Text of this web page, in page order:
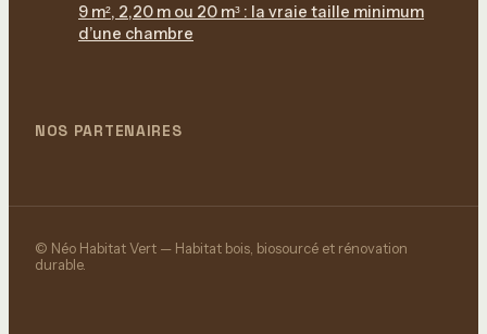
9 m², 2,20 m ou 20 m³ : la vraie taille minimum
d’une chambre
NOS PARTENAIRES
© Néo Habitat Vert — Habitat bois, biosourcé et rénovation
durable.